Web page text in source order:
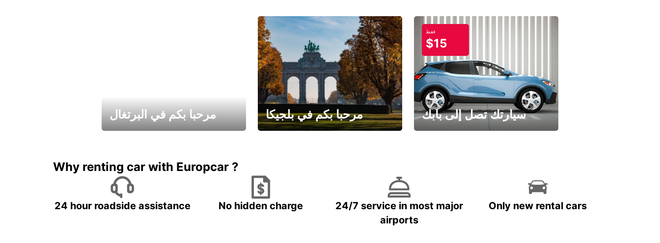
مرحبا بكم في البرتغال مرحبا بكم في بلجيكا
فقط
$15
سيارتك تصل إلى بابك
Why renting car with Europcar ?
24 hour roadside assistance No hidden charge
24/7 service in most major
airports
Only new rental cars